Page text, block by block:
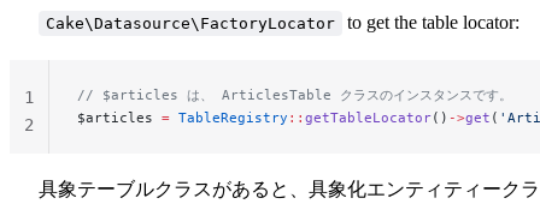
Cake\Datasource\FactoryLocator to get the table locator:
// $articles は、 ArticlesTable クラスのインスタンスです。
$articles = TableRegistry :: getTableLocator() ->get (
1
2
具象テーブルクラスがあると、具象化エンティティーク